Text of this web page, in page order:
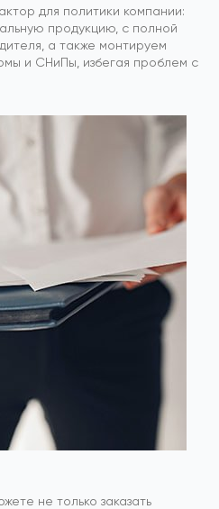
для политики компании:
продукцию, с полной
а также монтируем
и СНиПы, избегая проблем с
не только заказать